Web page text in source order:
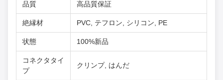
品質 高品質保証
絶縁材 PVC, テフロン, シリコン, PE
状態 100%新品
コネクタタイ
プ
クリンプ, はんだ